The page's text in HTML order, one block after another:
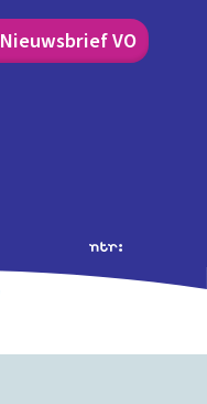
Nieuwsbrief VO